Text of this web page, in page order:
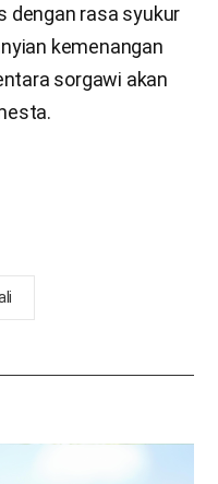
dengan rasa syukur
kemenangan
sorgawi akan